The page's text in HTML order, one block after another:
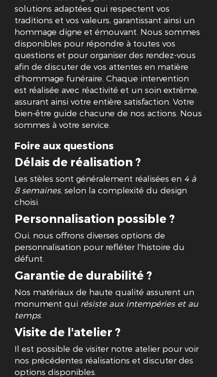
solutions adaptées qui respectent vos
traditions et vos valeurs, garantissant ainsi un
hommage digne et émouvant. Nous sommes
disponibles pour répondre à toutes vos
questions et pour organiser des rendez-vous
afin de discuter de vos attentes en matière
d'hommage funéraire. Chaque intervention
est réalisée avec réactivité et un soin extrême,
assurant ainsi votre entière satisfaction. Votre
bien-être guide chacune de nos actions. Nous
sommes à votre service.
Foire aux questions
Délais de réalisation ?
Les stèles sont généralement réalisées en 4 à
8 semaines, selon la complexité du design
choisi.
Personnalisation possible ?
Oui, nous offrons diverses options de
personnalisation pour refléter l'histoire du
défunt.
Garantie de durabilité ?
Nos matériaux de haute qualité assurent un
monument qui résiste aux intempéries et au
temps.
Visite de l'atelier ?
Il est possible de visiter notre atelier pour voir
nos précédentes réalisations et discuter des
options disponibles.